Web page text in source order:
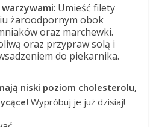
warzywami: Umieść filety
żaroodpornym obok
oraz marchewki.
oraz przypraw solą i
do piekarnika.
niski poziom cholesterolu,
Wypróbuj je już dzisiaj!